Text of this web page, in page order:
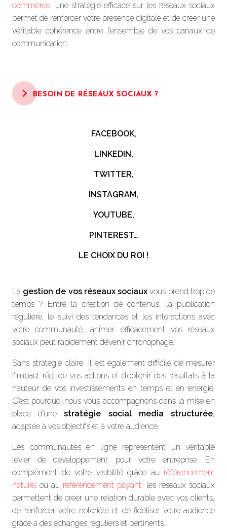
commerce, une stratégie efficace sur les réseaux sociaux
permet de renforcer votre présence digitale et de créer une
véritable cohérence entre l’ensemble de vos canaux de
communication.
BESOIN DE RÉSEAUX SOCIAUX ?
FACEBOOK,
LINKEDIN,
TWITTER,
INSTAGRAM,
YOUTUBE,
PINTEREST…
LE CHOIX DU ROI !
La gestion de vos réseaux sociaux vous prend trop de
temps ? Entre la création de contenus, la publication
régulière, le suivi des tendances et les interactions avec
votre communauté, animer efficacement vos réseaux
sociaux peut rapidement devenir chronophage.
Sans stratégie claire, il est également difficile de mesurer
l’impact réel de vos actions et d’obtenir des résultats à la
hauteur de vos investissements en temps et en énergie.
C’est pourquoi nous vous accompagnons dans la mise en
place d’unestratégie social media structurée,
adaptée à vos objectifs et à votre audience.
Les communautés en ligne représentent un véritable
levier de développement pour votre entreprise. En
complément de votre visibilité grâce au référencement
naturel ou au référencement payant, les réseaux sociaux
permettent de créer une relation durable avec vos clients,
de renforcer votre notoriété et de fidéliser votre audience
grâce à des échanges réguliers et pertinents.